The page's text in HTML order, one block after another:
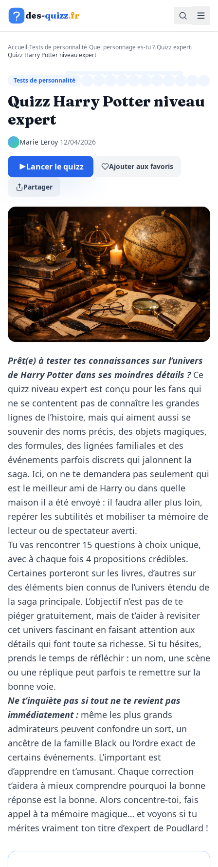
Aller au contenu
des-quizz.fr
Accueil›Tests de personnalité›Quel personnage es-tu ?›Quizz expert›
Quizz Harry Potter niveau expert
Tests de personnalité
Quizz Harry Potter niveau
expert
Marie Leroy·12/04/2026
Lancer le quizz Ajouter aux favoris
Partager
Prêt(e) à tester tes connaissances sur l’univers
de Harry Potter dans ses moindres détails ?Ce
quizz niveau expert est conçu pour les fans qui
ne se contentent pas de connaître les grandes
lignes de l’histoire, mais qui aiment aussi se
souvenir des noms précis, des objets magiques,
des formules, des lignées familiales et des
événements parfois discrets qui jalonnent la
saga. Ici, on ne te demandera pas seulement qui
est le meilleur ami de Harry ou dans quelle
maison il a été envoyé : il faudra aller plus loin,
repérer les subtilités et mobiliser ta mémoire de
lecteur ou de spectateur averti.
Tu vas rencontrer 15 questions à choix unique,
avec à chaque fois 4 propositions crédibles.
Certaines porteront sur les livres, d’autres sur
des éléments bien connus de l’univers étendu de
la saga principale. L’objectif n’est pas de te
piéger gratuitement, mais de t’aider à revisiter
cet univers fascinant en faisant attention aux
détails qui font toute sa richesse. Si tu hésites,
prends le temps de réfléchir : un nom, une scène
ou une réplique peut parfois te remettre sur la
bonne voie.
Ne t’inquiète pas si tout ne te revient pas
immédiatement : même les plus grands
admirateurs peuvent confondre un sort, un
ancêtre de la famille Black ou l’ordre exact de
certains événements. L’important est
d’apprendre en t’amusant. Chaque correction
t’aidera à mieux comprendre pourquoi la bonne
réponse est la bonne. Alors concentre-toi, fais
appel à ta mémoire magique… et voyons si tu
mérites vraiment ton titre d’expert de Poudlard !